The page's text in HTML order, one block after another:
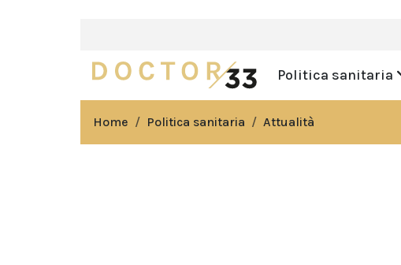
Politica sanitaria
Home Politica sanitaria Attualità